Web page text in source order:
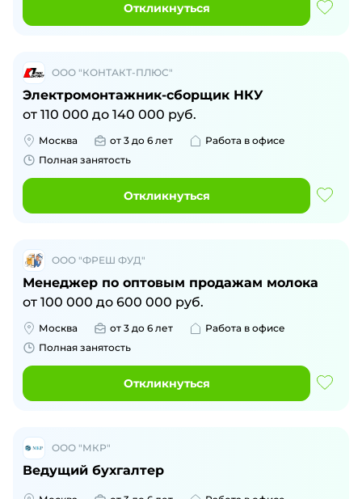
Откликнуться
ООО "КОНТАКТ-ПЛЮС"
Электромонтажник-сборщик НКУ
от 110 000 до 140 000 руб.
Москва от 3 до 6 лет
Работа в офисе
Полная занятость
Откликнуться
ООО "ФРЕШ ФУД"
Менеджер по оптовым продажам молока
от 100 000 до 600 000 руб.
Москва от 3 до 6 лет
Работа в офисе
Полная занятость
Откликнуться
ООО "МКР"
Ведущий бухгалтер